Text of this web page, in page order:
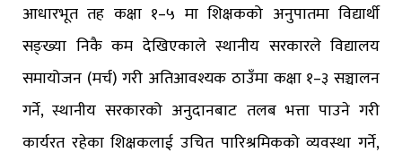
आधारभूत तह कक्षा १–५ मा शिक्षकको अनुपातमा विद्यार्थी
सङ्ख्या निकै कम देखिएकाले स्थानीय सरकारले विद्यालय
समायोजन (मर्च) गरी अतिआवश्यक ठाउँमा कक्षा १–३ सञ्चालन
गर्ने, स्थानीय सरकारको अनुदानबाट तलब भत्ता पाउने गरी
कार्यरत रहेका शिक्षकलाई उचित पारिश्रमिकको व्यवस्था गर्ने,